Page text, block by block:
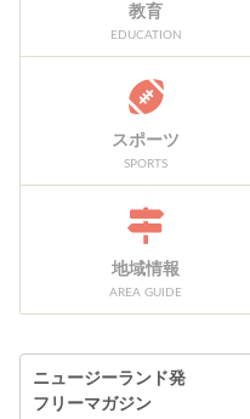
教育
EDUCATION
スポーツ
SPORTS
地域情報
AREA GUIDE
ニュージーランド発
フリーマガジン